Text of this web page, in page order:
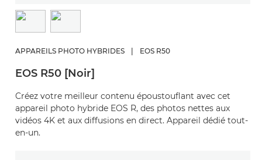
APPAREILS PHOTO HYBRIDES EOS R50
EOS R50 [Noir]
Créez votre meilleur contenu époustouflant avec cet
appareil photo hybride EOS R, des photos nettes aux
vidéos 4K et aux diffusions en direct. Appareil dédié tout-
en-un.